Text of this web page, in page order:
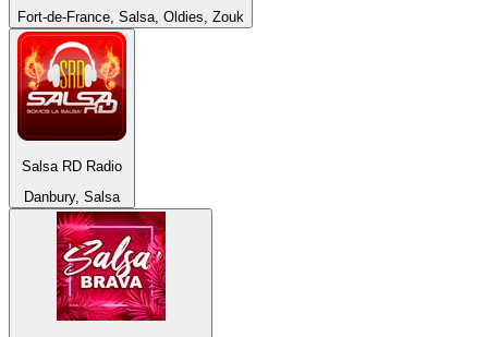
Fort-de-France, Salsa, Oldies, Zouk
Salsa RD Radio
Danbury, Salsa